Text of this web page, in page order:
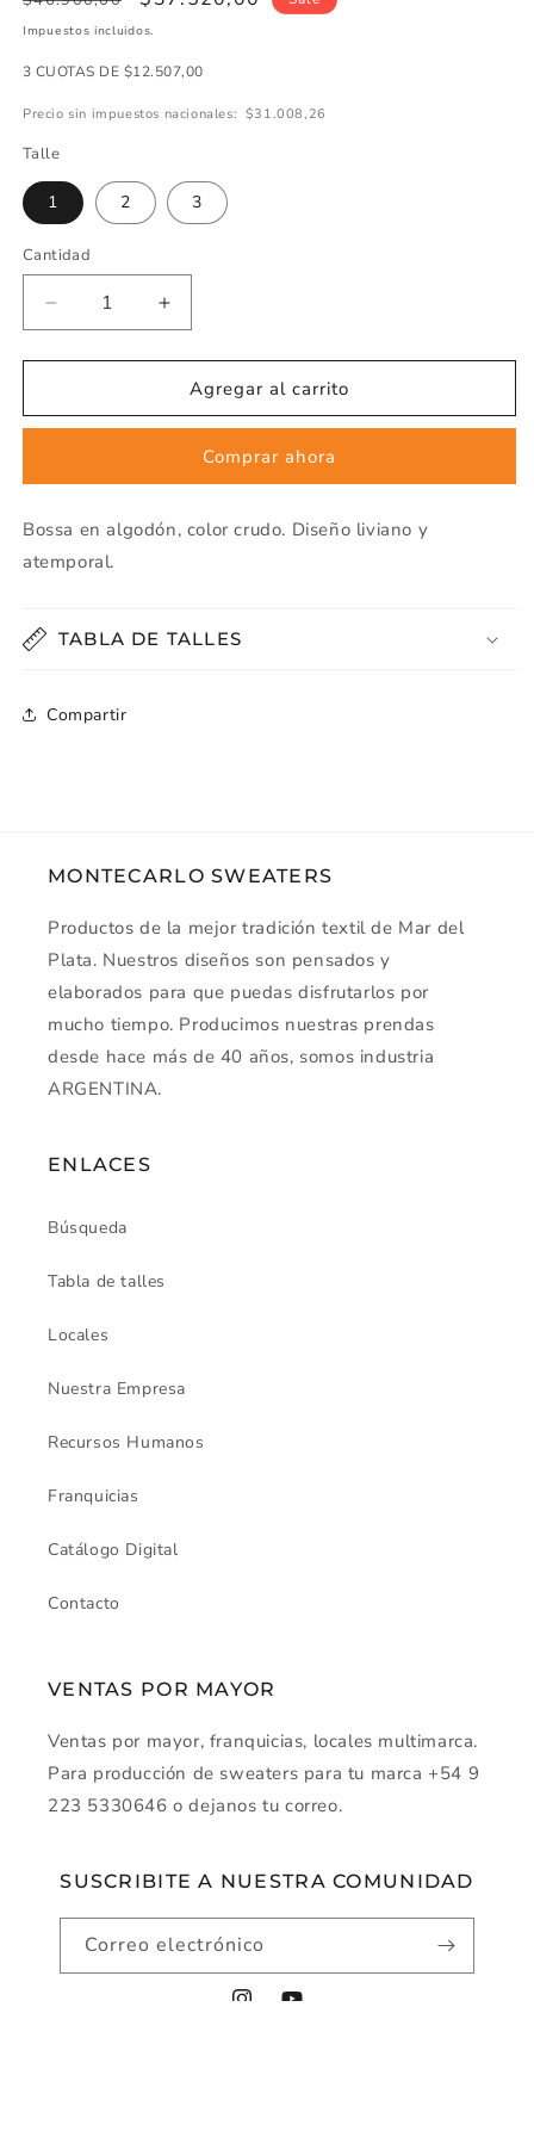
regular
de
Impuestos incluidos.
3 CUOTAS DE $12.507,00
Precio sin impuestos nacionales: $31.008,26
Talle
1 2 3
Cantidad
Cantidad
Disminuir
cantidad
de
CON
7653
Aumentar
cantidad
de
BOSSA
CON
ART
7653
Agregar al carrito
Comprar ahora
Bossa en algodón, color crudo. Diseño liviano y
atemporal.
TABLA DE TALLES
Compartir
MONTECARLO SWEATERS
Productos de la mejor tradición textil de Mar del
Plata. Nuestros diseños son pensados y
elaborados para que puedas disfrutarlos por
mucho tiempo. Producimos nuestras prendas
desde hace más de 40 años, somos industria
ARGENTINA.
ENLACES
Búsqueda
Tabla de talles
Locales
Nuestra Empresa
Recursos Humanos
Franquicias
Catálogo Digital
Contacto
VENTAS POR MAYOR
Ventas por mayor, franquicias, locales multimarca.
Para producción de sweaters para tu marca +54 9
223 5330646 o dejanos tu correo.
SUSCRIBITE A NUESTRA COMUNIDAD
Correo electrónico